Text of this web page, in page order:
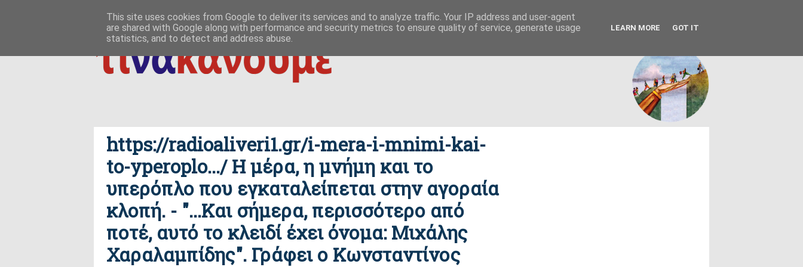
ΑΡΧΙΚΗ ΠΟΙΟΣ ΤΙ ΠΟΥ ΠΡΟΣ ΤΟ ΔΕΙΝ ΟΥΤΩ ΕΥΣΗΜΟΝ ΛΟΓΟΝ ΜΙΚΡΟΚΟΣΜΟΙ ΦΙΛΙΚΕΣ ΣΕΛΙΔΕΣ FACEBOOK
ΕΠΙΚΟΙΝΩΝΙΑ
δημιουργία / εδαφικές, ανθρωπολογικές ρίζες της οικονομίας|δημοκρατία / συμβουλιακές βάσεις σχέσεων θεσμών - κοινωνίας
https://radioaliveri1.gr/i-mera-i-mnimi-kai-
to-yperoplo.../ Η μέρα, η μνήμη και το
υπερόπλο που εγκαταλείπεται στην αγοραία
κλοπή. - "...Και σήμερα, περισσότερο από
ποτέ, αυτό το κλειδί έχει όνομα: Μιχάλης
Χαραλαμπίδης". Γράφει ο Κωνσταντίνος
This site uses cookies from Google to deliver its services and to analyze traffic. Your IP address and user-agent
are shared with Google along with performance and security metrics to ensure quality of service, generate usage
statistics, and to detect and address abuse.
LEARN MORE GOT IT